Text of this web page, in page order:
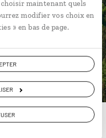
maintenant quels
modifier vos choix en
» en bas de page.
65 14